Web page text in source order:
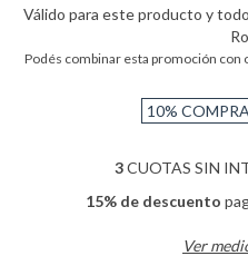
Válido para este producto y
Podés combinar esta promoción con
10%
3CUOTAS SIN
15% de descuento
Ver